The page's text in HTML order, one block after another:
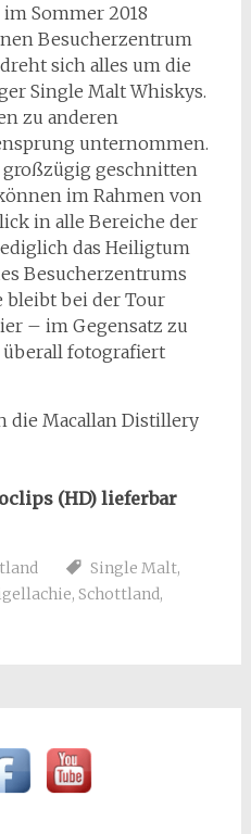
Sommer 2018
Besucherzentrum
sich alles um die
Single Malt Whiskys.
zu anderen
unternommen.
großzügig geschnitten
im Rahmen von
in alle Bereiche der
das Heiligtum
Besucherzentrums
bleibt bei der Tour
– im Gegensatz zu
fotografiert
die Macallan Distillery
(HD) lieferbar
Single Malt,
, Schottland,